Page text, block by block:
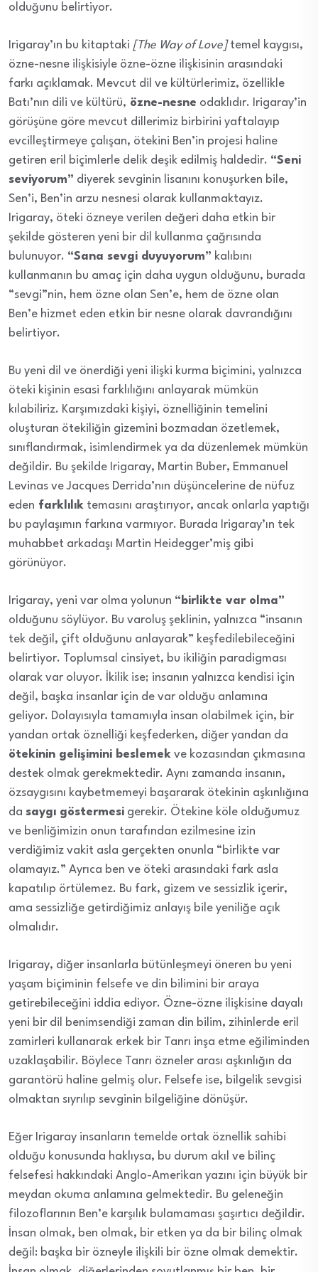
olduğunu belirtiyor.
Irigaray’ın bu kitaptaki [The Way of Love]temel kaygısı,
özne-nesne ilişkisiyle özne-özne ilişkisinin arasındaki
farkı açıklamak. Mevcut dil ve kültürlerimiz, özellikle
Batı’nın dili ve kültürü, özne-nesne odaklıdır. Irigaray’in
görüşüne göre mevcut dillerimiz birbirini yaftalayıp
evcilleştirmeye çalışan, ötekini Ben’in projesi haline
getiren eril biçimlerle delik deşik edilmiş haldedir. “Seni
seviyorum” diyerek sevginin lisanını konuşurken bile,
Sen’i, Ben’in arzu nesnesi olarak kullanmaktayız.
Irigaray, öteki özneye verilen değeri daha etkin bir
şekilde gösteren yeni bir dil kullanma çağrısında
bulunuyor. “Sana sevgi duyuyorum” kalıbını
kullanmanın bu amaç için daha uygun olduğunu, burada
“sevgi”nin, hem özne olan Sen’e, hem de özne olan
Ben’e hizmet eden etkin bir nesne olarak davrandığını
belirtiyor.
Bu yeni dil ve önerdiği yeni ilişki kurma biçimini, yalnızca
öteki kişinin esasi farklılığını anlayarak mümkün
kılabiliriz. Karşımızdaki kişiyi, öznelliğinin temelini
oluşturan ötekiliğin gizemini bozmadan özetlemek,
sınıflandırmak, isimlendirmek ya da düzenlemek mümkün
değildir. Bu şekilde Irigaray, Martin Buber, Emmanuel
Levinas ve Jacques Derrida’nın düşüncelerine de nüfuz
eden farklılık temasını araştırıyor, ancak onlarla yaptığı
bu paylaşımın farkına varmıyor. Burada Irigaray’ın tek
muhabbet arkadaşı Martin Heidegger’miş gibi
görünüyor.
Irigaray, yeni var olma yolunun “birlikte var olma”
olduğunu söylüyor. Bu varoluş şeklinin, yalnızca “insanın
tek değil, çift olduğunu anlayarak” keşfedilebileceğini
belirtiyor. Toplumsal cinsiyet, bu ikiliğin paradigması
olarak var oluyor. İkilik ise; insanın yalnızca kendisi için
değil, başka insanlar için de var olduğu anlamına
geliyor. Dolayısıyla tamamıyla insan olabilmek için, bir
yandan ortak öznelliği keşfederken, diğer yandan da
ötekinin gelişimini beslemek ve kozasından çıkmasına
destek olmak gerekmektedir. Aynı zamanda insanın,
özsaygısını kaybetmemeyi başararak ötekinin aşkınlığına
da saygı göstermesi gerekir. Ötekine köle olduğumuz
ve benliğimizin onun tarafından ezilmesine izin
verdiğimiz vakit asla gerçekten onunla “birlikte var
olamayız.” Ayrıca ben ve öteki arasındaki fark asla
kapatılıp örtülemez. Bu fark, gizem ve sessizlik içerir,
ama sessizliğe getirdiğimiz anlayış bile yeniliğe açık
olmalıdır.
Irigaray, diğer insanlarla bütünleşmeyi öneren bu yeni
yaşam biçiminin felsefe ve din bilimini bir araya
getirebileceğini iddia ediyor. Özne-özne ilişkisine dayalı
yeni bir dil benimsendiği zaman din bilim, zihinlerde eril
zamirleri kullanarak erkek bir Tanrı inşa etme eğiliminden
uzaklaşabilir. Böylece Tanrı özneler arası aşkınlığın da
garantörü haline gelmiş olur. Felsefe ise, bilgelik sevgisi
olmaktan sıyrılıp sevginin bilgeliğine dönüşür.
Eğer Irigaray insanların temelde ortak öznellik sahibi
olduğu konusunda haklıysa, bu durum akıl ve bilinç
felsefesi hakkındaki Anglo-Amerikan yazını için büyük bir
meydan okuma anlamına gelmektedir. Bu geleneğin
filozoflarının Ben’e karşılık bulamaması şaşırtıcı değildir.
İnsan olmak, ben olmak, bir etken ya da bir bilinç olmak
değil: başka bir özneyle ilişkili bir özne olmak demektir.